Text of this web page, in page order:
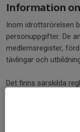
Information
Inom idrottsrörelsen
personuppgifter. De
medlemsregister,
tävlingar och
Det finns särskilda
personuppgiftslagen
något. Med